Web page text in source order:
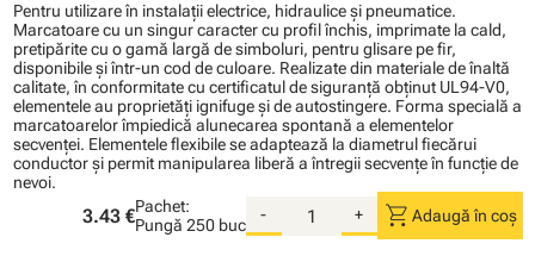
Pentru utilizare în instalaţii electrice, hidraulice şi pneumatice.
Marcatoare cu un singur caracter cu profil închis, imprimate la cald,
pretipărite cu o gamă largă de simboluri, pentru glisare pe fir,
disponibile şi într-un cod de culoare. Realizate din materiale de înaltă
calitate, în conformitate cu certificatul de siguranţă obţinut UL94-V0,
elementele au proprietăţi ignifuge şi de autostingere. Forma specială a
marcatoarelor împiedică alunecarea spontană a elementelor
secvenţei. Elementele flexibile se adaptează la diametrul fiecărui
conductor şi permit manipularea liberă a întregii secvenţe în funcţie de
nevoi.
3.43 €Pachet:
Pungă 250 buc
- + shopping_cart Adaugă în coș